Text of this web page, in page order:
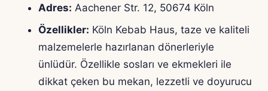
Adres: Aachener Str. 12, 50674 Köln
Özellikler: Köln Kebab Haus, taze ve kaliteli
malzemelerle hazırlanan dönerleriyle
ünlüdür. Özellikle sosları ve ekmekleri ile
dikkat çeken bu mekan, lezzetli ve doyurucu